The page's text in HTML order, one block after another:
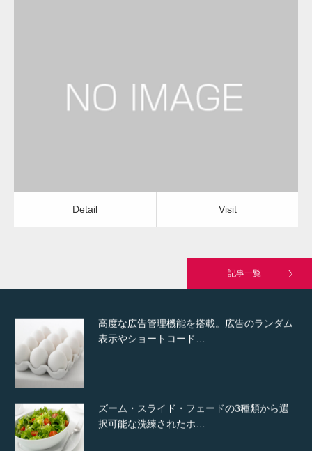
Detail Visit
Detail Visit
記事一覧
高度な広告管理機能を搭載。広告のランダム
表示やショートコード…
ズーム・スライド・フェードの3種類から選
択可能な洗練されたホ…